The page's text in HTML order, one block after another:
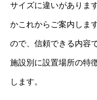
サイズに違いがありま
かこれからご案内しま
ので、信頼できる内容で
施設別に設置場所の特
します。